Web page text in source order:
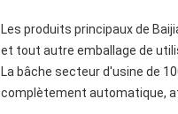
Les produits principaux de
et tout autre emballage de
La bâche secteur d'usine de
complètement automatique,